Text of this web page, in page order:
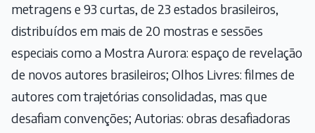
metragens e 93 curtas, de 23 estados brasileiros,
distribuídos em mais de 20 mostras e sessões
especiais como a Mostra Aurora: espaço de revelação
de novos autores brasileiros; Olhos Livres: filmes de
autores com trajetórias consolidadas, mas que
desafiam convenções; Autorias: obras desafiadoras